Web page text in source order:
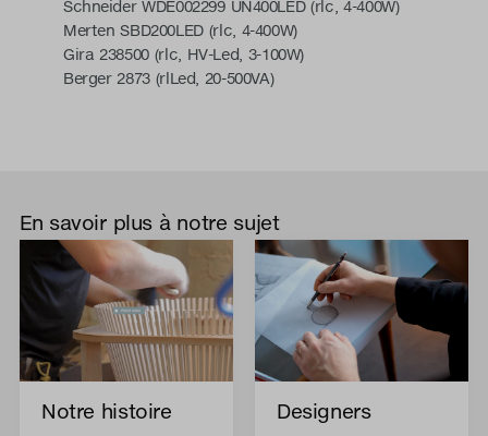
Schneider WDE002299 UN400LED (rlc, 4-400W)
Merten SBD200LED (rlc, 4-400W)
Gira 238500 (rlc, HV-Led, 3-100W)
Berger 2873 (rlLed, 20-500VA)
En savoir plus à notre sujet
Notre histoire Designers